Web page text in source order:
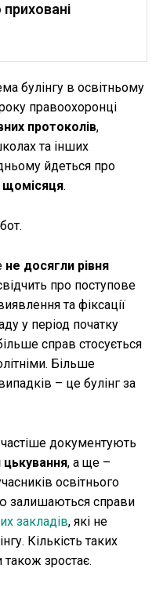
булінгу в освітньому
правоохоронці
протоколів,
та інших
йдеться про
щомісяця.
не досягли рівня
про поступове
та фіксації
у період початку
справ стосується
Більше
– це булінг за
документують
цькування, а ще –
освітнього
залишаються справи
закладів, які не
Кількість таких
також зростає.